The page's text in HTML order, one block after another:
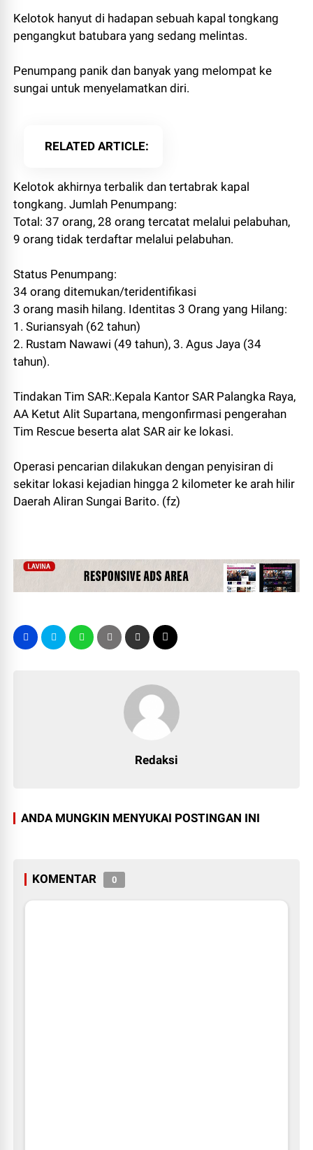
Kelotok hanyut di hadapan sebuah kapal tongkang
pengangkut batubara yang sedang melintas.
Penumpang panik dan banyak yang melompat ke
sungai untuk menyelamatkan diri.
RELATED ARTICLE
Kelotok akhirnya terbalik dan tertabrak kapal
tongkang. Jumlah Penumpang:
Total: 37 orang, 28 orang tercatat melalui pelabuhan,
9 orang tidak terdaftar melalui pelabuhan.
Status Penumpang:
34 orang ditemukan/teridentifikasi
3 orang masih hilang. Identitas 3 Orang yang Hilang:
1. Suriansyah (62 tahun)
2. Rustam Nawawi (49 tahun), 3. Agus Jaya (34
tahun).
Tindakan Tim SAR:.Kepala Kantor SAR Palangka Raya,
AA Ketut Alit Supartana, mengonfirmasi pengerahan
Tim Rescue beserta alat SAR air ke lokasi.
Operasi pencarian dilakukan dengan penyisiran di
sekitar lokasi kejadian hingga 2 kilometer ke arah hilir
Daerah Aliran Sungai Barito. (fz)
Redaksi
ANDA MUNGKIN MENYUKAI POSTINGAN INI
KOMENTAR 0